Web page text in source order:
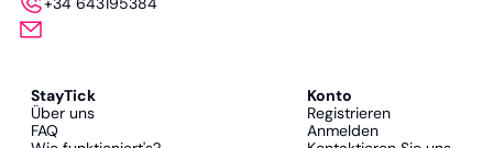
StayTick
Über uns
FAQ
Konto
Registrieren
Anmelden